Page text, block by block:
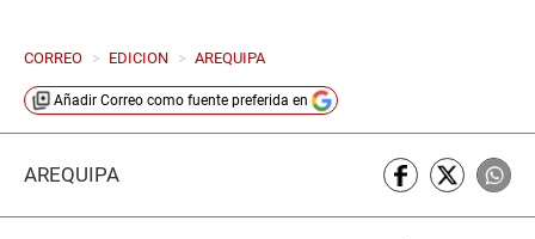
CORREO > EDICION > AREQUIPA
Añadir Correo como fuente preferida en
AREQUIPA